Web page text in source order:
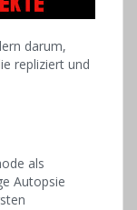
darum,
repliziert und
als
Autopsie